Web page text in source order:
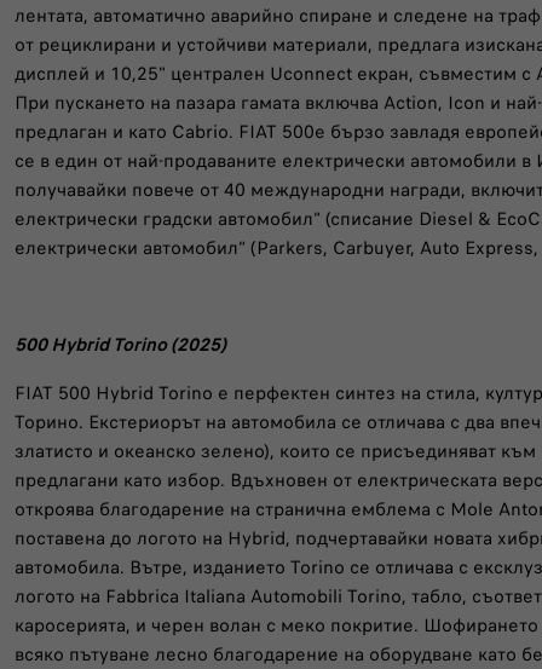
лентата, автоматично аварийно спиране и следене на
от рециклирани и устойчиви материали, предлага
дисплей и 10,25" централен Uconnect екран, съвместим с
При пускането на пазара гамата включва Action, Icon и
предлаган и като Cabrio. FIAT 500e бързо завладя
се в един от най-продаваните електрически автомобили
получавайки повече от 40 международни награди,
електрически градски автомобил“ (списание Diesel &
електрически автомобил“ (Parkers, Carbuyer, Auto
500 Hybrid Torino (2025)
FIAT 500 Hybrid Torino е перфектен синтез на стила,
Торино. Екстериорът на автомобила се отличава с два
златисто и океанско зелено), които се присъединяват
предлагани като избор. Вдъхновен от електрическата
откроява благодарение на странична емблема с Mole
поставена до логото на Hybrid, подчертавайки новата
автомобила. Вътре, изданието Torino се отличава с
логото на Fabbrica Italiana Automobili Torino, табло,
каросерията, и черен волан с меко покритие.
всяко пътуване лесно благодарение на оборудване като